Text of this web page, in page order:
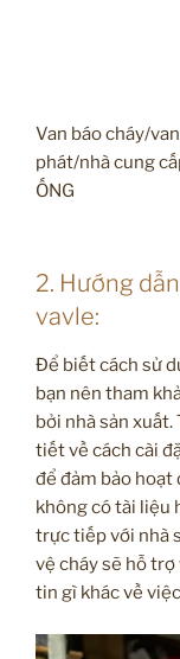
Van báo cháy/
phát/nhà cung
ỐNG
2. Hướng
vavle:
Để biết cách sử
bạn nên tham
bởi nhà sản xuất.
tiết về cách cài
để đảm bảo hoạt
không có tài liệu
trực tiếp với nhà
vệ cháy sẽ hỗ
tin gì khác về